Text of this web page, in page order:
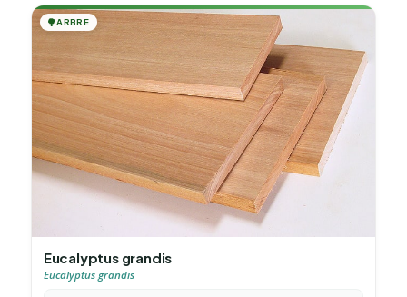
🌳ARBRE
Eucalyptus grandis
Eucalyptus grandis